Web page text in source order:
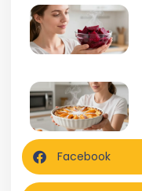
Facebook